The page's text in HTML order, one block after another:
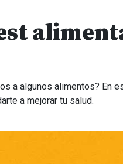
a algunos alimentos? En
a mejorar tu salud.